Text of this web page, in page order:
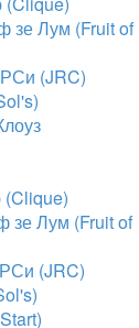
зе Лум (Fruit of
(JRC)
зе Лум (Fruit of
(JRC)